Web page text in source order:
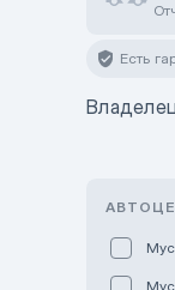
Есть